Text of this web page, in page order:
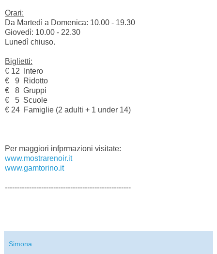
Orari:
Da Martedì a Domenica: 10.00 - 19.30
Giovedì: 10.00 - 22.30
Lunedì chiuso.
Biglietti:
€ 12 Intero
€ 9 Ridotto
€ 8 Gruppi
€ 5 Scuole
€ 24 Famiglie (2 adulti + 1 under 14)
Per maggiori infprmazioni visitate:
www.mostrarenoir.it
www.gamtorino.it
----------------------------------------------------
Simona